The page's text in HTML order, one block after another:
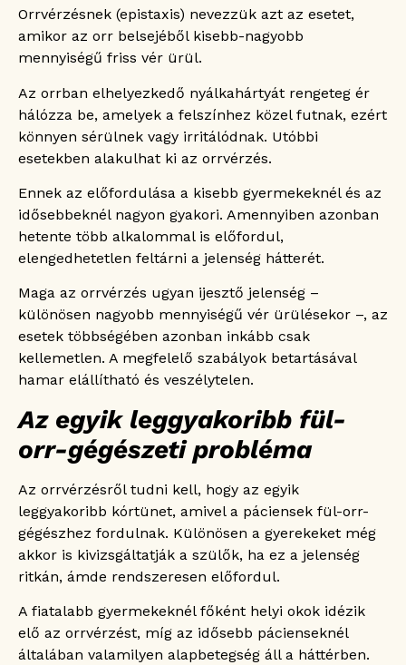
dehidratáltságot
Milyen szövődményei lehetnek az
Orrvérzésnek (epistaxis) nevezzük azt az esetet,
amikor az orr belsejéből kisebb-nagyobb
mennyiségű friss vér ürül.
Az orrban elhelyezkedő nyálkahártyát rengeteg ér
hálózza be, amelyek a felszínhez közel futnak, ezért
könnyen sérülnek vagy irritálódnak. Utóbbi
esetekben alakulhat ki az orrvérzés.
Ennek az előfordulása a kisebb gyermekeknél és az
idősebbeknél nagyon gyakori. Amennyiben azonban
hetente több alkalommal is előfordul,
elengedhetetlen feltárni a jelenség hátterét.
Maga az orrvérzés ugyan ijesztő jelenség –
különösen nagyobb mennyiségű vér ürülésekor –, az
esetek többségében azonban inkább csak
kellemetlen. A megfelelő szabályok betartásával
hamar elállítható és veszélytelen.
Az egyik leggyakoribb fül-
orr-gégészeti probléma
Az orrvérzésről tudni kell, hogy az egyik
leggyakoribb kórtünet, amivel a páciensek fül-orr-
gégészhez fordulnak. Különösen a gyerekeket még
akkor is kivizsgáltatják a szülők, ha ez a jelenség
ritkán, ámde rendszeresen előfordul.
A fiatalabb gyermekeknél főként helyi okok idézik
elő az orrvérzést, míg az idősebb pácienseknél
általában valamilyen alapbetegség áll a háttérben.